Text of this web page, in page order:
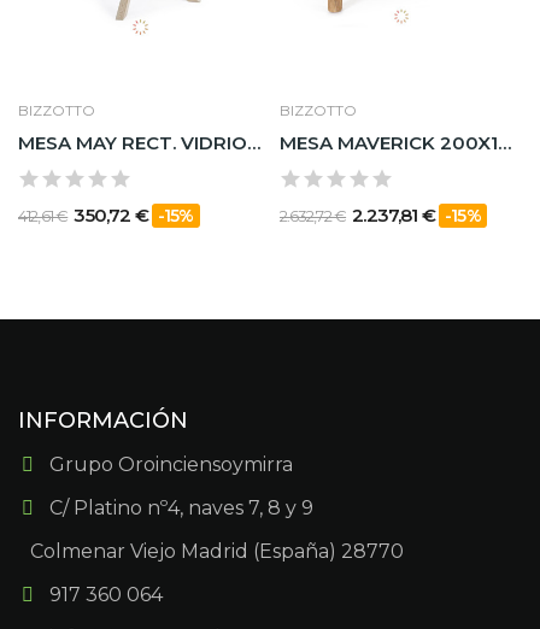
BIZZOTTO
MESA MAY RECT. VIDRIO PATA NAT. 160X90
412,61 € 350,72 € -15%
BIZZOTTO
MESA MAVERICK 200X100 TAPA Y PATAS DE MADERA DE...
2.632,72 € 2.237,81 € -15%
INFORMACIÓN
Grupo Oroinciensoymirra
C/ Platino nº4, naves 7, 8 y 9
Colmenar Viejo Madrid (España) 28770
917 360 064